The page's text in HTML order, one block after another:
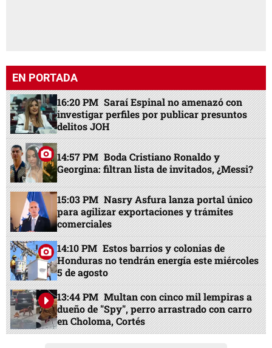
EN PORTADA
16:20 PM Saraí Espinal no amenazó con
investigar perfiles por publicar presuntos
delitos JOH
14:57 PM Boda Cristiano Ronaldo y
Georgina: filtran lista de invitados, ¿Messi?
15:03 PM Nasry Asfura lanza portal único
para agilizar exportaciones y trámites
comerciales
14:10 PM Estos barrios y colonias de
Honduras no tendrán energía este miércoles
5 de agosto
13:44 PM Multan con cinco mil lempiras a
dueño de "Spy", perro arrastrado con carro
en Choloma, Cortés